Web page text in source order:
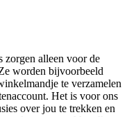
zorgen alleen voor de
worden bijvoorbeeld
te verzamelen
Het is voor ons
over jou te trekken en